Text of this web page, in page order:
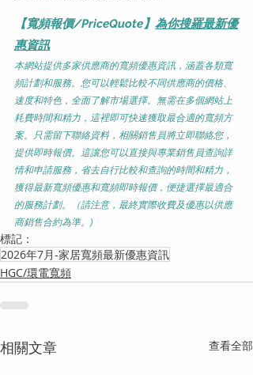
【寬頻報價/PriceQuote】 為你搜羅最新優
惠資訊
本網站提供多家供應商的寬頻優惠資訊，涵蓋各類寬
頻計劃和服務。您可以輕鬆比較不同供應商的價格、
速度和特色，全面了解市場選擇。無需在多個網站上
耗費時間和精力，這裡即可快速獲取最合適的寬頻方
案。只需留下聯絡資料，相關銷售員將立即聯絡您，
提供即時報價。這讓您可以直接與專業銷售員查詢詳
情和申請服務，省去自行比較和查詢的時間和精力，
獲得最新寬頻優惠和寬頻即時報價，便捷選擇最適合
的服務計劃。（請注意，最終實際收費及優惠以供應
商銷售合約為準。)
標記：
2026年7月-家居寬頻最新優惠資訊
HGC/環電寬頻
相關文章 查看全部